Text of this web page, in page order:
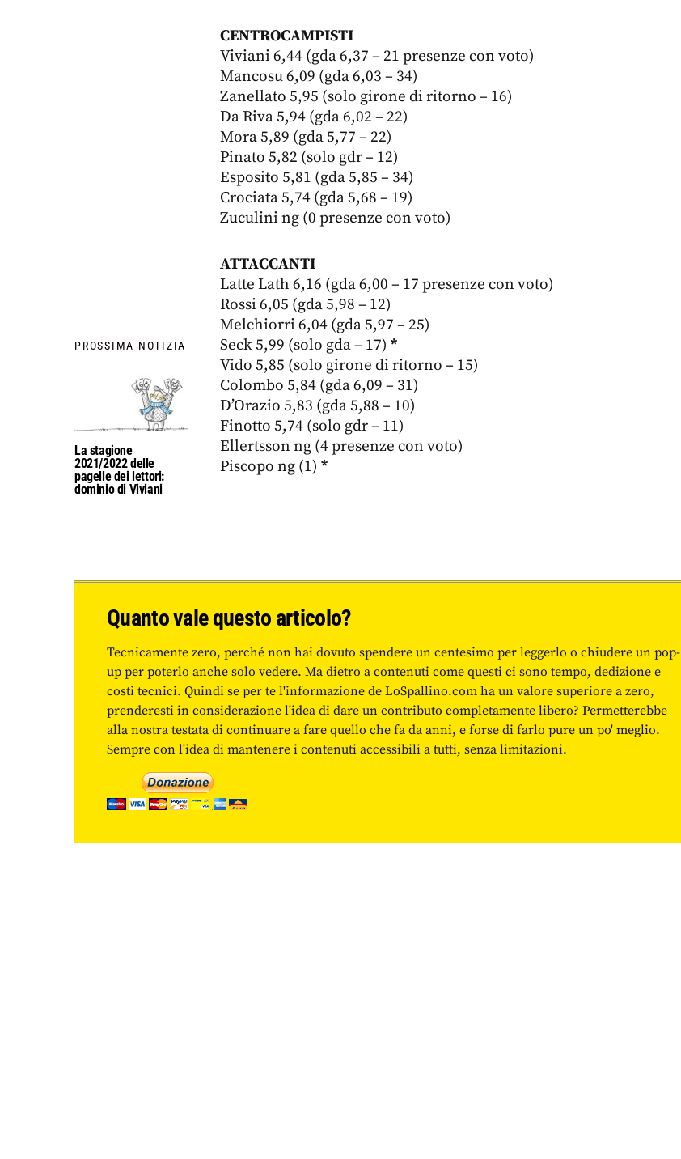
PROSSIMA NOTIZIA
La stagione
2021/2022 delle
pagelle dei lettori:
dominio di Viviani
CENTROCAMPISTI
Viviani 6,44 (gda 6,37 – 21 presenze con voto)
Mancosu 6,09 (gda 6,03 – 34)
Zanellato 5,95 (solo girone di ritorno – 16)
Da Riva 5,94 (gda 6,02 – 22)
Mora 5,89 (gda 5,77 – 22)
Pinato 5,82 (solo gdr – 12)
Esposito 5,81 (gda 5,85 – 34)
Crociata 5,74 (gda 5,68 – 19)
Zuculini ng (0 presenze con voto)
ATTACCANTI
Latte Lath 6,16 (gda 6,00 – 17 presenze con voto)
Rossi 6,05 (gda 5,98 – 12)
Melchiorri 6,04 (gda 5,97 – 25)
Seck 5,99 (solo gda – 17) *
Vido 5,85 (solo girone di ritorno – 15)
Colombo 5,84 (gda 6,09 – 31)
D’Orazio 5,83 (gda 5,88 – 10)
Finotto 5,74 (solo gdr – 11)
Ellertsson ng (4 presenze con voto)
Piscopo ng (1) *
Quanto vale questo articolo?
Tecnicamente zero, perché non hai dovuto spendere un centesimo per leggerlo o chiudere un pop-
up per poterlo anche solo vedere. Ma dietro a contenuti come questi ci sono tempo, dedizione e
costi tecnici. Quindi se per te l'informazione de LoSpallino.com ha un valore superiore a zero,
prenderesti in considerazione l'idea di dare un contributo completamente libero? Permetterebbe
alla nostra testata di continuare a fare quello che fa da anni, e forse di farlo pure un po' meglio.
Sempre con l'idea di mantenere i contenuti accessibili a tutti, senza limitazioni.